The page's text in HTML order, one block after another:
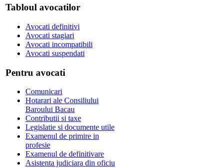
Tabloul avocatilor
Avocati definitivi
Avocati stagiari
Avocati incompatibili
Avocati suspendati
Pentru avocati
Comunicari
Hotarari ale Consiliului
Baroului Bacau
Contributii si taxe
Legislatie si documente utile
Examenul de primire in
profesie
Examenul de definitivare
Asistenta judiciara din oficiu